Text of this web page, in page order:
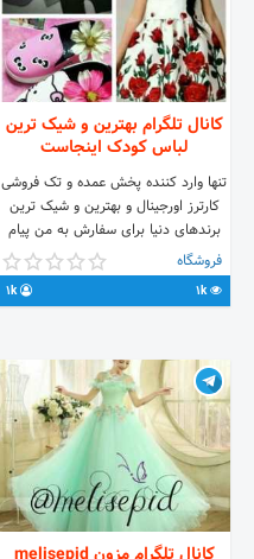
کانال تلگرام بهترین و شیک ترین
لباس کودک اینجاست
تنها وارد کننده پخش عمده و تک فروشی
کارترز اورجینال و بهترین و شیک ترین
برندهای دنیا برای سفارش به من پیام
بدهید @manini_iran پیام بدهید
فروشگاه
1k
1k